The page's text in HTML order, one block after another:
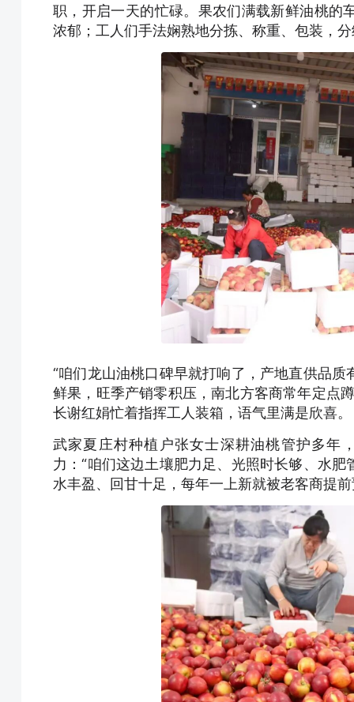
职，开启一天的忙碌。果农们满载新鲜油桃的
浓郁；工人们手法娴熟地分拣、称重、包装，
“咱们龙山油桃口碑早就打响了，产地直供品
鲜果，旺季产销零积压，南北方客商常年定点
长谢红娟忙着指挥工人装箱，语气里满是欣喜。
武家夏庄村种植户张女士深耕油桃管护多年
力：“咱们这边土壤肥力足、光照时长够、水
水丰盈、回甘十足，每年一上新就被老客商提